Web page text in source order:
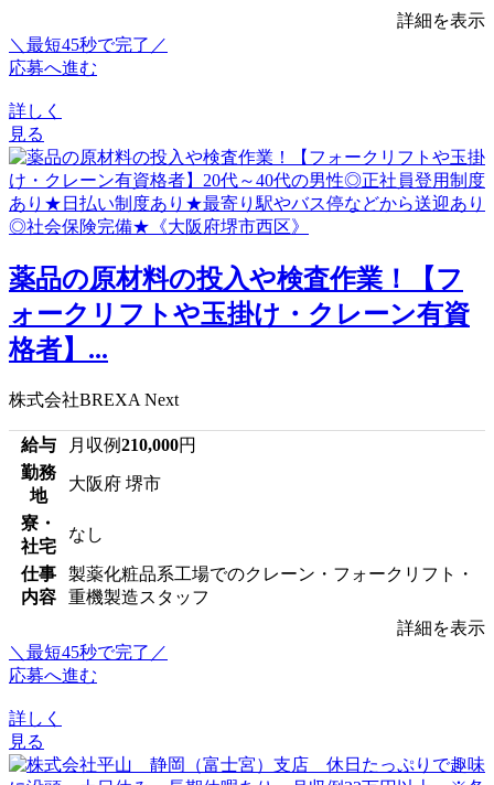
詳細を表示
＼最短45秒で完了／
応募へ進む
詳しく
見る
薬品の原材料の投入や検査作業！【フ
ォークリフトや玉掛け・クレーン有資
格者】...
株式会社BREXA Next
給与 月収例210,000円
勤務
地
大阪府 堺市
寮・
社宅
なし
仕事
内容
製薬化粧品系工場でのクレーン・フォークリフト・
重機製造スタッフ
詳細を表示
＼最短45秒で完了／
応募へ進む
詳しく
見る